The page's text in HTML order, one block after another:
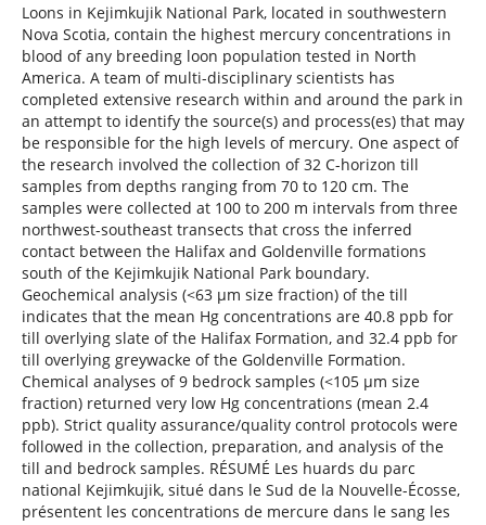
Loons in Kejimkujik National Park, located in southwestern
Nova Scotia, contain the highest mercury concentrations in
blood of any breeding loon population tested in North
America. A team of multi-disciplinary scientists has
completed extensive research within and around the park in
an attempt to identify the source(s) and process(es) that may
be responsible for the high levels of mercury. One aspect of
the research involved the collection of 32 C-horizon till
samples from depths ranging from 70 to 120 cm. The
samples were collected at 100 to 200 m intervals from three
northwest-southeast transects that cross the inferred
contact between the Halifax and Goldenville formations
south of the Kejimkujik National Park boundary.
Geochemical analysis (<63 µm size fraction) of the till
indicates that the mean Hg concentrations are 40.8 ppb for
till overlying slate of the Halifax Formation, and 32.4 ppb for
till overlying greywacke of the Goldenville Formation.
Chemical analyses of 9 bedrock samples (<105 µm size
fraction) returned very low Hg concentrations (mean 2.4
ppb). Strict quality assurance/quality control protocols were
followed in the collection, preparation, and analysis of the
till and bedrock samples. RÉSUMÉ Les huards du parc
national Kejimkujik, situé dans le Sud de la Nouvelle-Écosse,
présentent les concentrations de mercure dans le sang les